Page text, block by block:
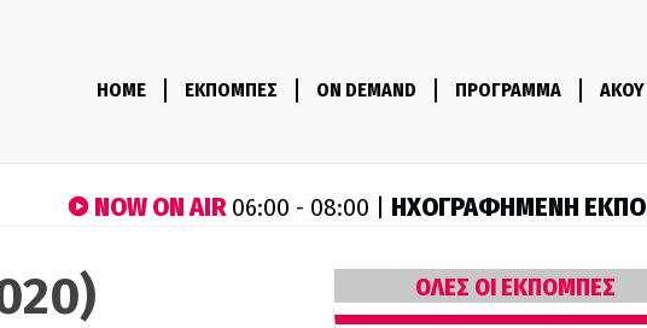
HOME ΕΚΠΟΜΠΕΣ ON DEMAND ΠΡΟΓΡΑΜΜΑ
NOW ON AIR06:00 - 08:00 | ΗΧΟΓΡΑΦΗΜΕΝΗ
ΟΛΕΣ ΟΙ ΕΚΠΟΜΠΕΣ